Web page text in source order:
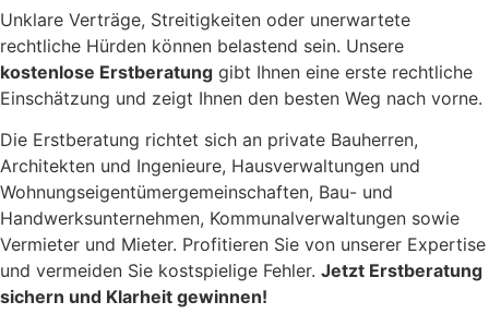
Unklare Verträge, Streitigkeiten oder unerwartete
rechtliche Hürden können belastend sein. Unsere
kostenlose Erstberatung gibt Ihnen eine erste rechtliche
Einschätzung und zeigt Ihnen den besten Weg nach vorne.
Die Erstberatung richtet sich an private Bauherren,
Architekten und Ingenieure, Hausverwaltungen und
Wohnungseigentümergemeinschaften, Bau- und
Handwerksunternehmen, Kommunalverwaltungen sowie
Vermieter und Mieter. Profitieren Sie von unserer Expertise
und vermeiden Sie kostspielige Fehler. Jetzt Erstberatung
sichern und Klarheit gewinnen!